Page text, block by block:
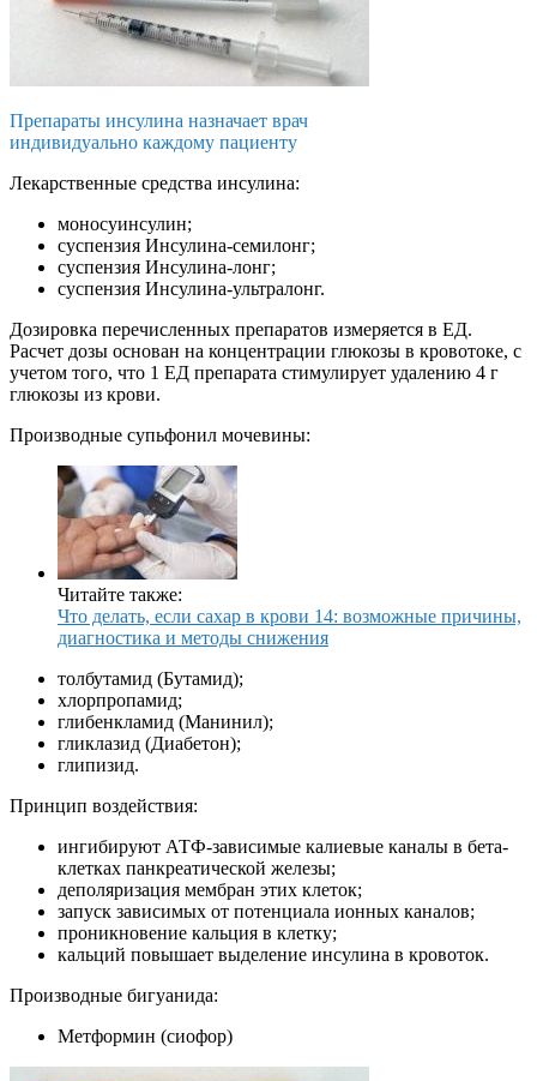
Препараты инсулина назначает врач
индивидуально каждому пациенту
Лекарственные средства инсулина:
моносуинсулин;
суспензия Инсулина-семилонг;
суспензия Инсулина-лонг;
суспензия Инсулина-ультралонг.
Дозировка перечисленных препаратов измеряется в ЕД.
Расчет дозы основан на концентрации глюкозы в кровотоке, с
учетом того, что 1 ЕД препарата стимулирует удалению 4 г
глюкозы из крови.
Производные супьфонил мочевины:
Читайте также:
Что делать, если сахар в крови 14: возможные причины,
диагностика и методы снижения
толбутамид (Бутамид);
хлорпропамид;
глибенкламид (Манинил);
гликлазид (Диабетон);
глипизид.
Принцип воздействия:
ингибируют АТФ-зависимые калиевые каналы в бета-
клетках панкреатической железы;
деполяризация мембран этих клеток;
запуск зависимых от потенциала ионных каналов;
проникновение кальция в клетку;
кальций повышает выделение инсулина в кровоток.
Производные бигуанида:
Метформин (сиофор)